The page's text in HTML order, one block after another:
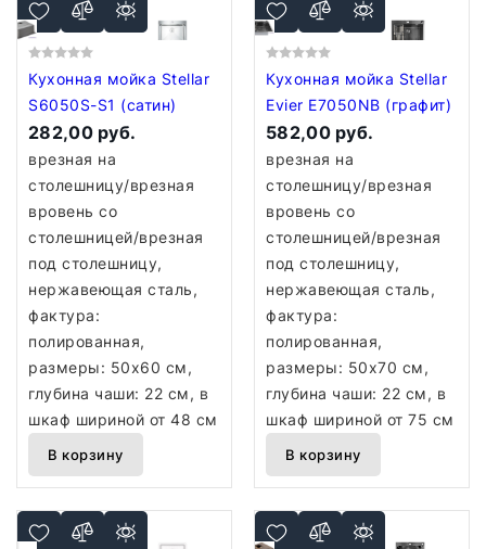
Кухонная мойка Stellar
S6050S-S1 (сатин)
282,00 руб.
врезная на
столешницу/врезная
вровень со
столешницей/врезная
под столешницу,
нержавеющая сталь,
фактура:
полированная,
размеры: 50x60 см,
глубина чаши: 22 см, в
шкаф шириной от 48 см
В корзину
Кухонная мойка Stellar
Evier E7050NB (графит)
582,00 руб.
врезная на
столешницу/врезная
вровень со
столешницей/врезная
под столешницу,
нержавеющая сталь,
фактура:
полированная,
размеры: 50x70 см,
глубина чаши: 22 см, в
шкаф шириной от 75 см
В корзину